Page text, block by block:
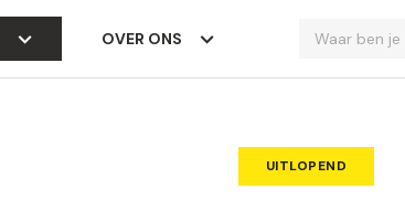
OVER ONS
UITLOPEND